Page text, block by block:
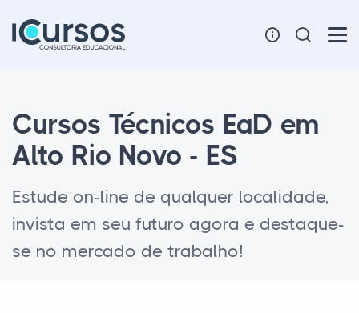
Cursos Técnicos EaD em
Alto Rio Novo - ES
Estude on-line de qualquer localidade,
invista em seu futuro agora e destaque-
se no mercado de trabalho!